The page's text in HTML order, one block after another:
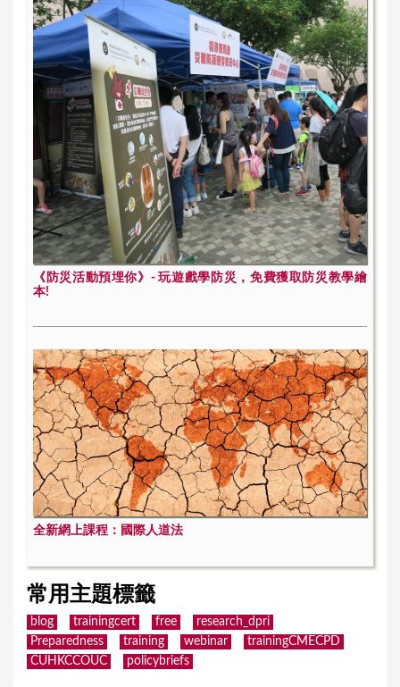
《防災活動預埋你》- 玩遊戲學防災，免費獲取防災教學繪
本!
全新網上課程：國際人道法
常用主題標籤
blog trainingcert free
research_dpri
Preparedness
training webinar
trainingCMECPD
CUHKCCOUC
policybriefs